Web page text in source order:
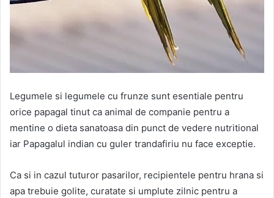
Legumele si legumele cu frunze sunt esentiale pentru
orice papagal tinut ca animal de companie pentru a
mentine o dieta sanatoasa din punct de vedere nutritional
iar Papagalul indian cu guler trandafiriu nu face exceptie.
Ca si in cazul tuturor pasarilor, recipientele pentru hrana si
apa trebuie golite, curatate si umplute zilnic pentru a